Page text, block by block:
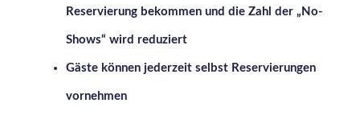
Reservierung bekommen und die Zahl der „No-
Shows“ wird reduziert
Gäste können jederzeit selbst Reservierungen
vornehmen